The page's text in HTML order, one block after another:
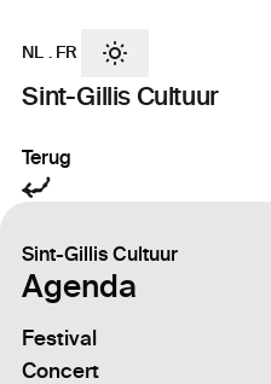
Sint-Gillis Cultuur
NL . FR
Terug
Sint-Gillis Cultuur
Agenda
Festival
Concert